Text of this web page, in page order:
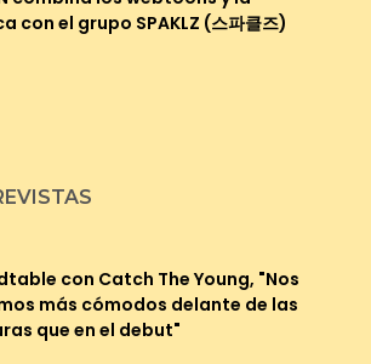
con el grupo SPAKLZ (스파클즈)
con Catch The Young, "Nos
más cómodos delante de las
que en el debut"